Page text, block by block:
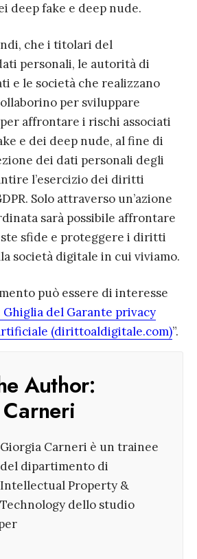
deep fake e deep nude.
che i titolari del
personali, le autorità di
e le società che realizzano
per sviluppare
affrontare i rischi associati
e dei deep nude, al fine di
dei dati personali degli
l’esercizio dei diritti
Solo attraverso un’azione
sarà possibile affrontare
sfide e proteggere i diritti
società digitale in cui viviamo.
può essere di interesse
del Garante privacy
(dirittoaldigitale.com)”.
Author:
Giorgia Carneri è un trainee
del dipartimento di
Intellectual Property &
Technology dello studio